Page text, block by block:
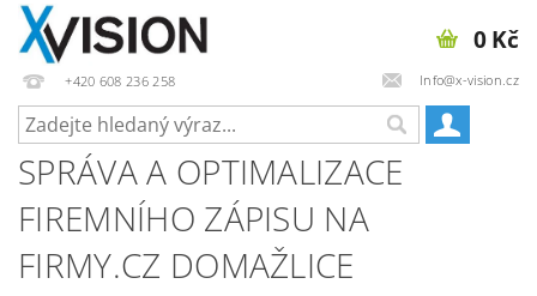
+420 608 236 258 Info@x-vision.cz
0 Kč
SPRÁVA A OPTIMALIZACE
FIREMNÍHO ZÁPISU NA
FIRMY.CZ DOMAŽLICE